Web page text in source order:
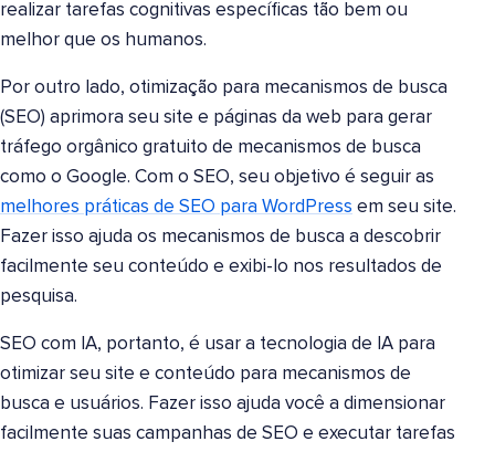
realizar tarefas cognitivas específicas tão bem ou
melhor que os humanos.
Por outro lado, otimização para mecanismos de busca
(SEO) aprimora seu site e páginas da web para gerar
tráfego orgânico gratuito de mecanismos de busca
como o Google. Com o SEO, seu objetivo é seguir as
melhores práticas de SEO para WordPress em seu site.
Fazer isso ajuda os mecanismos de busca a descobrir
facilmente seu conteúdo e exibi-lo nos resultados de
pesquisa.
SEO com IA, portanto, é usar a tecnologia de IA para
otimizar seu site e conteúdo para mecanismos de
busca e usuários. Fazer isso ajuda você a dimensionar
facilmente suas campanhas de SEO e executar tarefas